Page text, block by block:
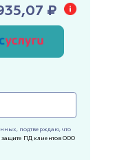
₽
подтверждаю, что
ПД клиентов ООО